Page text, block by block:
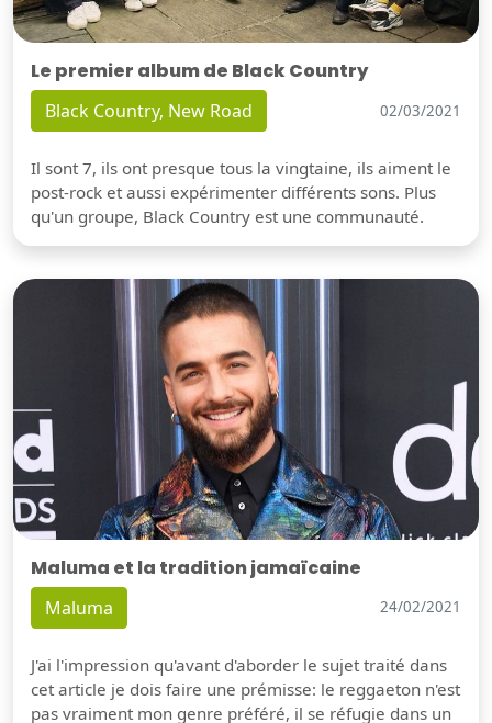
Le premier album de Black Country
Black Country, New Road 02/03/2021
Il sont 7, ils ont presque tous la vingtaine, ils aiment le
post-rock et aussi expérimenter différents sons. Plus
qu'un groupe, Black Country est une communauté.
Maluma et la tradition jamaïcaine
Maluma 24/02/2021
J'ai l'impression qu'avant d'aborder le sujet traité dans
cet article je dois faire une prémisse: le reggaeton n'est
pas vraiment mon genre préféré, il se réfugie dans un